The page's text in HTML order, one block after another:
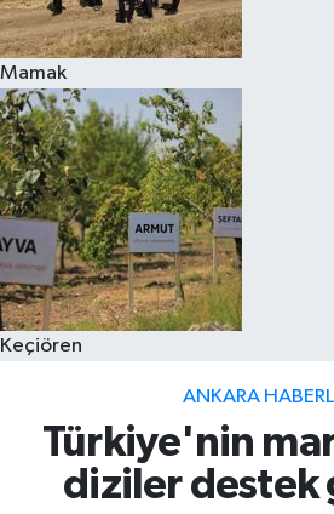
Mamak
Keçiören
ANKARA
Türkiye'nin
diziler destek